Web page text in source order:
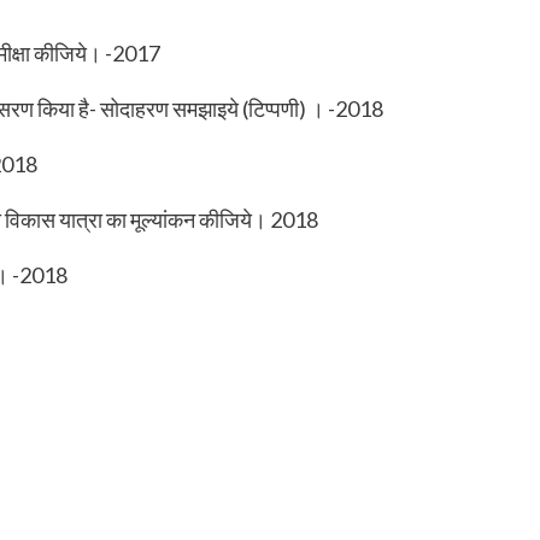
कीजिये। -2017
किया है- सोदाहरण समझाइये (टिप्पणी) । -2018
विकास यात्रा का मूल्यांकन कीजिये। 2018
-2018